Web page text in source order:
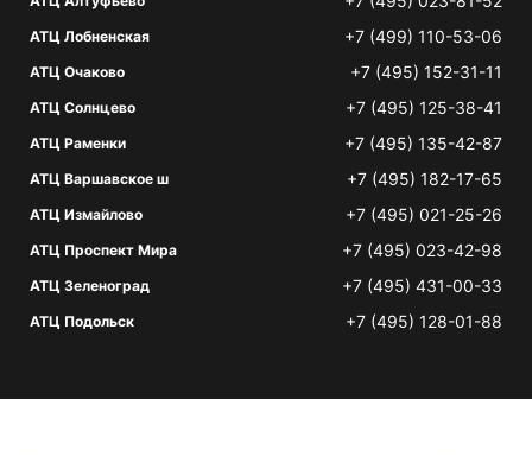
АТЦ Лобненская +7 (499) 110-53-06
АТЦ Очаково +7 (495) 152-31-11
АТЦ Солнцево +7 (495) 125-38-41
АТЦ Раменки +7 (495) 135-42-87
АТЦ Варшавское ш +7 (495) 182-17-65
АТЦ Измайлово +7 (495) 021-25-26
АТЦ Проспект Мира +7 (495) 023-42-98
АТЦ Зеленоград +7 (495) 431-00-33
АТЦ Подольск +7 (495) 128-01-88